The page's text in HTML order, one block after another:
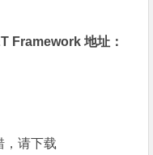
Framework 地址：
，请下载